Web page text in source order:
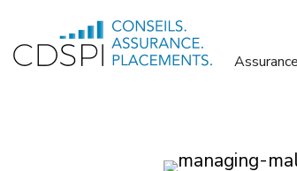
content
Assurance